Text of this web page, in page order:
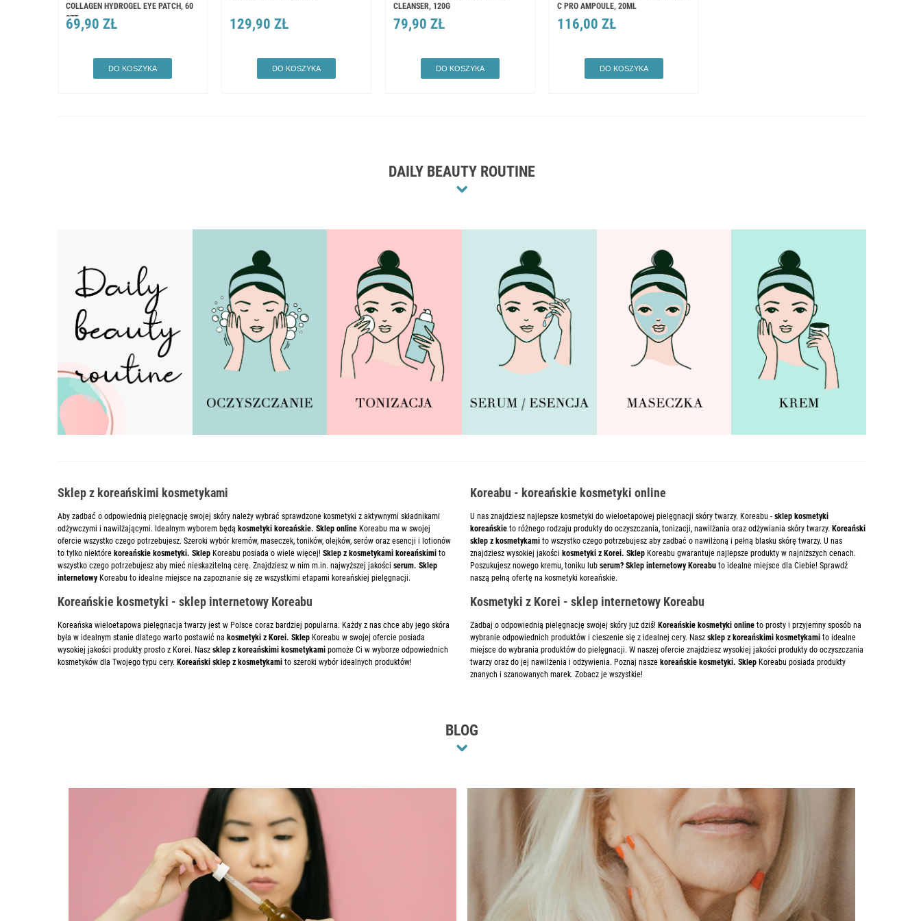
COLLAGEN HYDROGEL EYE PATCH, 60
SZT
69,90 ZŁ
DO KOSZYKA
129,90 ZŁ
DO KOSZYKA
CLEANSER, 120G
79,90 ZŁ
DO KOSZYKA
C PRO AMPOULE, 20ML
116,00 ZŁ
DO KOSZYKA
DAILY BEAUTY ROUTINE
Sklep z koreańskimi kosmetykami
Aby zadbać o odpowiednią pielęgnację swojej skóry należy wybrać sprawdzone kosmetyki z aktywnymi składnikami
odżywczymi i nawilżającymi. Idealnym wyborem będą kosmetyki koreańskie. Sklep online Koreabu ma w swojej
ofercie wszystko czego potrzebujesz. Szeroki wybór kremów, maseczek, toników, olejków, serów oraz esencji i lotionów
to tylko niektóre koreańskie kosmetyki. Sklep Koreabu posiada o wiele więcej! Sklep z kosmetykami koreańskimi to
wszystko czego potrzebujesz aby mieć nieskazitelną cerę. Znajdziesz w nim m.in. najwyższej jakości serum. Sklep
internetowyKoreabu to idealne miejsce na zapoznanie się ze wszystkimi etapami koreańskiej pielęgnacji.
Koreańskie kosmetyki - sklep internetowy Koreabu
Koreańska wieloetapowa pielęgnacja twarzy jest w Polsce coraz bardziej popularna. Każdy z nas chce aby jego skóra
była w idealnym stanie dlatego warto postawić na kosmetyki z Korei. Sklep Koreabu w swojej ofercie posiada
wysokiej jakości produkty prosto z Korei. Nasz sklep z koreańskimi kosmetykami pomoże Ci w wyborze odpowiednich
kosmetyków dla Twojego typu cery. Koreański sklep z kosmetykami to szeroki wybór idealnych produktów!
Koreabu - koreańskie kosmetyki online
U nas znajdziesz najlepsze kosmetyki do wieloetapowej pielęgnacji skóry twarzy. Koreabu - sklep kosmetyki
koreańskieto różnego rodzaju produkty do oczyszczania, tonizacji, nawilżania oraz odżywiania skóry twarzy. Koreański
sklep z kosmetykamito wszystko czego potrzebujesz aby zadbać o nawilżoną i pełną blasku skórę twarzy. U nas
znajdziesz wysokiej jakości kosmetyki z Korei. SklepKoreabu gwarantuje najlepsze produkty w najniższych cenach.
Poszukujesz nowego kremu, toniku lub serum? Sklep internetowy Koreabuto idealne miejsce dla Ciebie! Sprawdź
naszą pełną ofertę na kosmetyki koreańskie.
Kosmetyki z Korei - sklep internetowy Koreabu
Zadbaj o odpowiednią pielęgnację swojej skóry już dziś! Koreańskie kosmetyki onlineto prosty i przyjemny sposób na
wybranie odpowiednich produktów i cieszenie się z idealnej cery. Nasz sklep z koreańskimi kosmetykamito idealne
miejsce do wybrania produktów do pielęgnacji. W naszej ofercie znajdziesz wysokiej jakości produkty do oczyszczania
twarzy oraz do jej nawilżenia i odżywienia. Poznaj nasze koreańskie kosmetyki. SklepKoreabu posiada produkty
znanych i szanowanych marek. Zobacz je wszystkie!
BLOG